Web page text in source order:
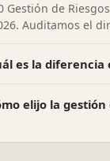
Gestión de
Auditamos el
es la
elijo la